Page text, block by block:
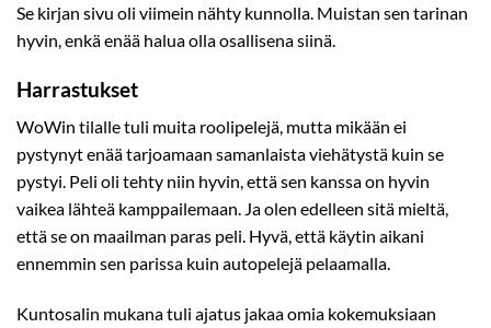
Se kirjan sivu oli viimein nähty kunnolla. Muistan sen tarinan
hyvin, enkä enää halua olla osallisena siinä.
Harrastukset
WoWin tilalle tuli muita roolipelejä, mutta mikään ei
pystynyt enää tarjoamaan samanlaista viehätystä kuin se
pystyi. Peli oli tehty niin hyvin, että sen kanssa on hyvin
vaikea lähteä kamppailemaan. Ja olen edelleen sitä mieltä,
että se on maailman paras peli. Hyvä, että käytin aikani
ennemmin sen parissa kuin autopelejä pelaamalla.
Kuntosalin mukana tuli ajatus jakaa omia kokemuksiaan